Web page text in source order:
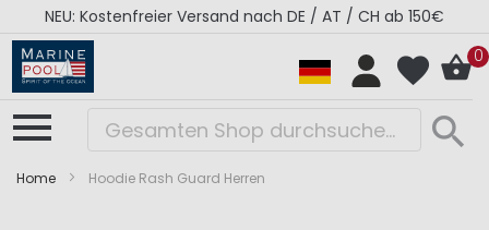
NEU: Kostenfreier Versand nach DE / AT / CH ab 150€
0
Home Hoodie Rash Guard Herren